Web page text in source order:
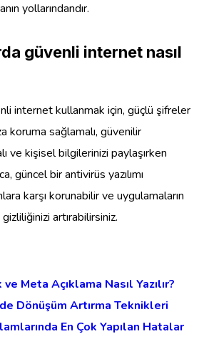
yollarındandır.
güvenli internet nasıl
internet kullanmak için, güçlü şifreler
koruma sağlamalı, güvenilir
ve kişisel bilgilerinizi paylaşırken
güncel bir antivirüs yazılımı
karşı korunabilir ve uygulamaların
artırabilirsiniz.
Meta Açıklama Nasıl Yazılır?
Dönüşüm Artırma Teknikleri
En Çok Yapılan Hatalar